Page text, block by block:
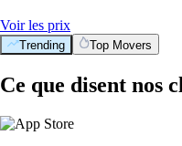
Voir les prix
Trending Top Movers
Ce que disent nos